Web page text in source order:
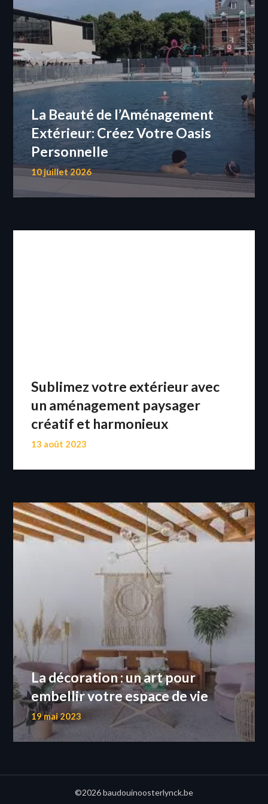
La Beauté de l’Aménagement
Extérieur: Créez Votre Oasis
Personnelle
10 juillet 2026
Sublimez votre extérieur avec
un aménagement paysager
créatif et harmonieux
13 août 2023
La décoration : un art pour
embellir votre espace de vie
19 mai 2023
©2026 baudouinoosterlynck.be